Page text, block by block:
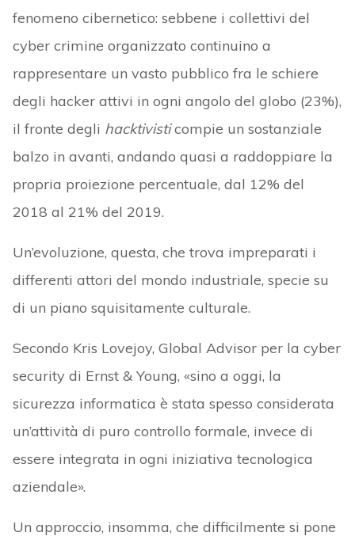
fenomeno cibernetico: sebbene i collettivi del
cyber crimine organizzato continuino a
rappresentare un vasto pubblico fra le schiere
degli hacker attivi in ogni angolo del globo (23%),
il fronte degli hacktivisticompie un sostanziale
balzo in avanti, andando quasi a raddoppiare la
propria proiezione percentuale, dal 12% del
2018 al 21% del 2019.
Un’evoluzione, questa, che trova impreparati i
differenti attori del mondo industriale, specie su
di un piano squisitamente culturale.
Secondo Kris Lovejoy, Global Advisor per la cyber
security di Ernst & Young, «sino a oggi, la
sicurezza informatica è stata spesso considerata
un’attività di puro controllo formale, invece di
essere integrata in ogni iniziativa tecnologica
aziendale».
Un approccio, insomma, che difficilmente si pone